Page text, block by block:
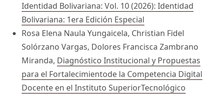
Identidad Bolivariana: Vol. 10 (2026): Identidad
Bolivariana: 1era Edición Especial
Rosa Elena Naula Yungaicela, Christian Fidel
Solórzano Vargas, Dolores Francisca Zambrano
Miranda, Diagnóstico Institucional y Propuestas
para el Fortalecimientode la Competencia Digital
Docente en el Instituto SuperiorTecnológico